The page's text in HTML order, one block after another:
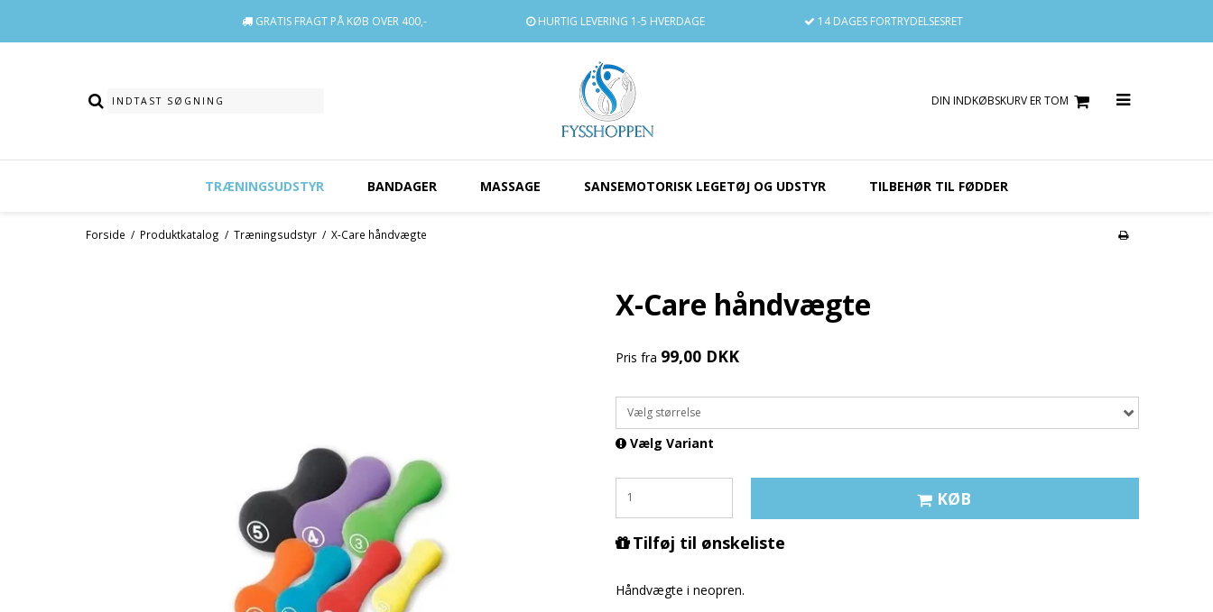
GRATIS FRAGTPÅ KØB OVER 400,- HURTIG LEVERING 1-5 HVERDAGE 14 DAGESFORTRYDELSESRET
DIN INDKØBSKURV ER TOM
TRÆNINGSUDSTYR BANDAGER MASSAGE SANSEMOTORISK LEGETØJ OG UDSTYR TILBEHØR TIL FØDDER
Forside / Produktkatalog / Træningsudstyr / X-Care håndvægte
X-Care håndvægte
Pris fra 99,00 DKK
Vælg størrelse
Vælg Variant
KØB
Tilføj til ønskeliste
Håndvægte i neopren.